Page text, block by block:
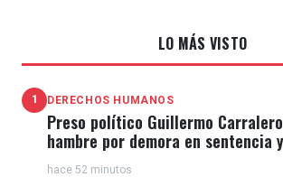
LO MÁS VISTO
1 DERECHOS HUMANOS
Preso político Guillermo
hambre por demora en sentencia
de El Típico
hace 52 minutos